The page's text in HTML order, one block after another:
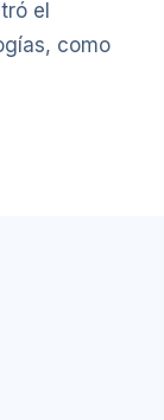
el
como